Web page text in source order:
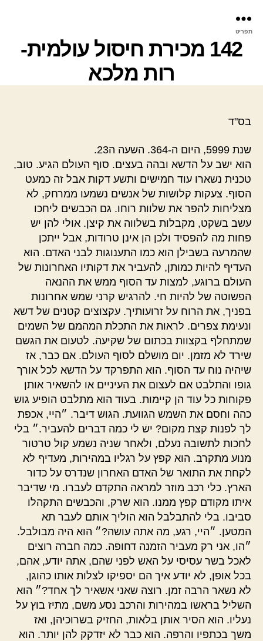
תפריט
142 מכירת חיסול עולמית-
רות מלכא
בס"ד
שנת 5999, היום ה-364. השעה ה23.
הוא ישב על הדשא ובהה בעצים. סוף העולם הגיע. טוב,
טכנית נשארו עוד חמישים ותשע דקות אבל זה כמעט
הסוף. צעקות קלושות של אנשים נשמעו ממרחק, לא
מצליחות להפר את שלוות רוחו. גם הכבשים ליחכו
עשב בשקט, מקבלות בשלווה את קיצן. אולי להן יש
פחות מה להפסיד ולכן הן אינן טרודות, אבל ייתכן
שהמרעה בשבילן הוא כמו התענוגות לבני האדם. הוא
העדיף להיות כמותן, להעביר את דקותיו האחרונות של
העולם ברוגע, למצות עד הסוף ממש את ההנאה
הפשוטה של להיות חי. להרגיש קרני שמש אחרונות
בפניך, את הרוח על זרועותיך. עקצוצים קטנים של דשא
ונעימת צפרים. לראות את התכלת המהמם של השמים
שמתחלף בקצוות בכתום של שקיעה. לטעום את הגשם
שירד לא מזמן. יום מושלם לסוף העולם. אם כבר, אז
שיהיה נוח עד הסוף. הוא התפרקד על הדשא לכל אורך
גופו והתלבט אם לעצום את העיניים או להשאיר אותן
פקוחות כל עוד הן קיימות. בעוד הוא מתלבט הופיע גוש
כהה וחסם את השמש הגוועת. הגוש דיבר. ״היי, אכפת
לך לפנות קצת מקום? יש לי כמה דברים להעביר.״ בלי
לחכות לתשובה נעלם, ולאחר שניה נשמע קול טרטור
מנוע מתקרב. הוא קפץ על רגליו במהירות, מעדיף לא
לקחת את התואר של האדם האחרון שנדרס על כדור
הארץ. כלי רכב מוזר למראה התקדם לעברו. מי שדיבר
איתו מקודם קפץ ממנו. הוא שרק, והכבשים התקהלו
סביבו. בלי להתבלבל הוא הוליך אותם לעבר תא
המטען. ״היי, רגע, מה אתה עושה?״ הוא היה מבולבל.
״הו, אני רק מעביר הזמנה דחופה. כמה חברה רוצים
לאכל בשר עסיסי על האש לפני שהם, אתה יודע, אהם,
בכל אופן, לא יודע איך הם יספיקו לצלות אותו כהוגן,
לא נשאר הרבה זמן. רוצה שאני אשאיר לך אחד?״ הוא
השליל בראשו במהירות והרכב נסע משם, מתיז בוץ על
נעליו. הוא הסיר אותן בלאות, החזיק בשרוכיהן, ואז
משך בכתפיו והרפה. הוא כבר לא יזדקק להן יותר. הוא